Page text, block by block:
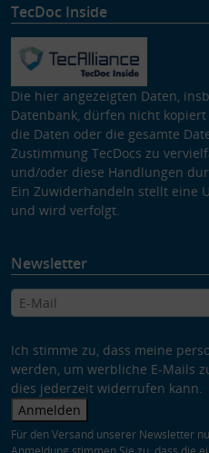
TecDoc Inside
Die hier angezeigten Daten,
Datenbank, dürfen nicht
die Daten oder die gesamte
Zustimmung TecDocs zu
und/oder diese Handlungen
Ein Zuwiderhandeln stellt eine
und wird verfolgt.
Newsletter
Ich stimme zu, dass meine
werden, um werbliche E-Mails
dies jederzeit widerrufen kann.
Anmelden
Für den Versand unserer Newsletter